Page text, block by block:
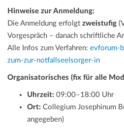
Hinweise zur Anmeldung:
Die Anmeldung erfolgt zweistufig
Vorgespräch – danach schriftliche
Alle Infos zum Verfahren: evforum-
zum-zur-notfallseelsorger-in
Organisatorisches (fix für alle
Uhrzeit: 09:00–18:00 Uhr
Ort: Collegium Josephinum
angegeben)